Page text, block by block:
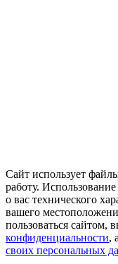
Сайт использует
работу.
о вас технического
вашего
пользоваться сайтом,
конфиденциальности,
своих персональных